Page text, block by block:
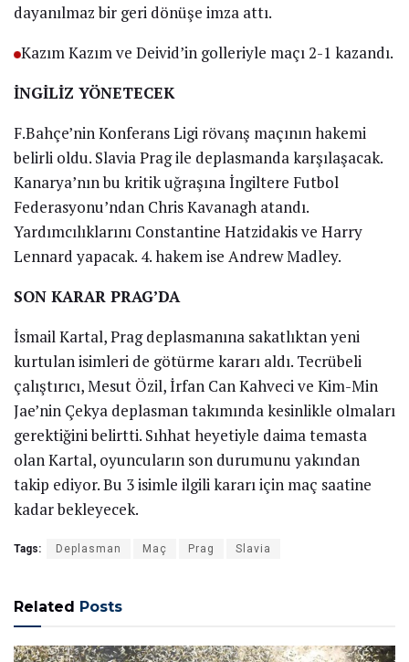
dayanılmaz bir geri dönüşe imza attı.
Kazım Kazım ve Deivid’in golleriyle maçı 2-1 kazandı.
İNGİLİZ YÖNETECEK
F.Bahçe’nin Konferans Ligi rövanş maçının hakemi
belirli oldu. Slavia Prag ile deplasmanda karşılaşacak.
Kanarya’nın bu kritik uğraşına İngiltere Futbol
Federasyonu’ndan Chris Kavanagh atandı.
Yardımcılıklarını Constantine Hatzidakis ve Harry
Lennard yapacak. 4. hakem ise Andrew Madley.
SON KARAR PRAG’DA
İsmail Kartal, Prag deplasmanına sakatlıktan yeni
kurtulan isimleri de götürme kararı aldı. Tecrübeli
çalıştırıcı, Mesut Özil, İrfan Can Kahveci ve Kim-Min
Jae’nin Çekya deplasman takımında kesinlikle olmaları
gerektiğini belirtti. Sıhhat heyetiyle daima temasta
olan Kartal, oyuncuların son durumunu yakından
takip ediyor. Bu 3 isimle ilgili kararı için maç saatine
kadar bekleyecek.
Tags: Deplasman Maç Prag Slavia
Related Posts